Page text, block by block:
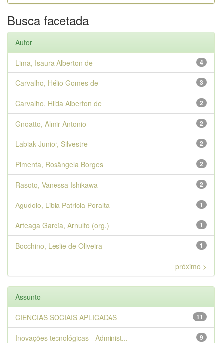
Busca facetada
Autor
4
Lima, Isaura Alberton de
3
Carvalho, Hélio Gomes de
2
Carvalho, Hilda Alberton de
2
Gnoatto, Almir Antonio
2
Labiak Junior, Silvestre
2
Pimenta, Rosângela Borges
2
Rasoto, Vanessa Ishikawa
1
Agudelo, Libia Patricia Peralta
1
Arteaga García, Arnulfo (org.)
1
Bocchino, Leslie de Oliveira
próximo >
Assunto
11
CIENCIAS SOCIAIS APLICADAS
9
Inovações tecnológicas - Administ...